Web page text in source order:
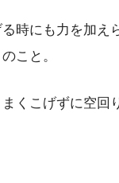
時にも力を加
こと。
くこげずに空